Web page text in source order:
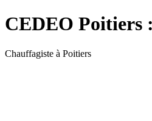
CEDEO Poitiers
Chauffagiste à Poitiers